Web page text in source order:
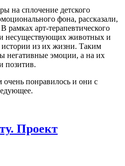
на сплочение детского
фона, рассказали,
рамках арт-терапевтического
несуществующих животных и
из их жизни. Таким
негативные эмоции, а на их
позитив.
очень понравилось и они с
Проект